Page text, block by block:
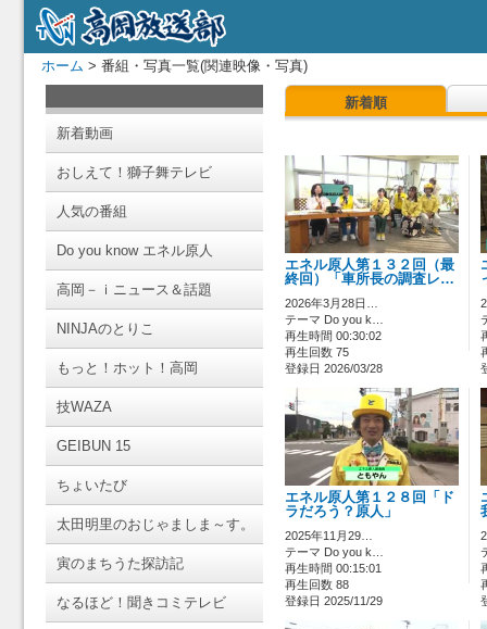
ホーム > 番組・写真一覧(関連映像・写真)
新着動画
おしえて！獅子舞テレビ
人気の番組
Do you know エネル原人
高岡－ｉニュース＆話題
NINJAのとりこ
もっと！ホット！高岡
技WAZA
GEIBUN 15
ちょいたび
太田明里のおじゃましま～す。
寅のまちうた探訪記
なるほど！聞きコミテレビ
新着順
エネル原人第１３２回（最
終回）「車所長の調査レ…
2026年3月28日…
テーマ Do you k…
再生時間 00:30:02
再生回数 75
登録日 2026/03/28
エネル原人第１２８回「ド
ラだろう？原人」
2025年11月29…
テーマ Do you k…
再生時間 00:15:01
再生回数 88
登録日 2025/11/29